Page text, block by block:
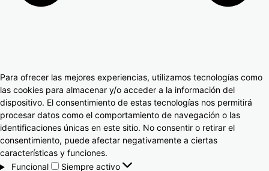
Para ofrecer las mejores experiencias, utilizamos tecnologías como
las cookies para almacenar y/o acceder a la información del
dispositivo. El consentimiento de estas tecnologías nos permitirá
procesar datos como el comportamiento de navegación o las
identificaciones únicas en este sitio. No consentir o retirar el
consentimiento, puede afectar negativamente a ciertas
características y funciones.
Funcional
Siempre activo